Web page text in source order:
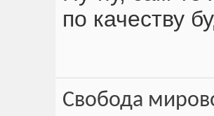
по качеству
Свобода